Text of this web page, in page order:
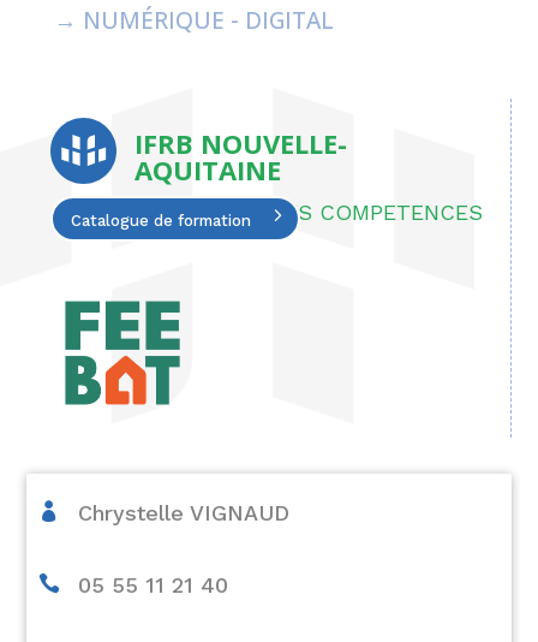
→ NUMÉRIQUE - DIGITAL
IFRB NOUVELLE-
AQUITAINE
membre adhérent BATYS COMPETENCES
Catalogue de formation
 Chrystelle VIGNAUD
 05 55 11 21 40